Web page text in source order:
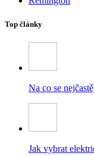
Top články
Na co se
Jak vybrat